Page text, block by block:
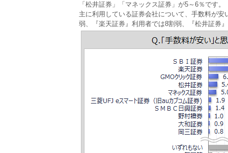
「松井証券」「マネックス証券」が5～6％です
主に利用している証券会社について、手数料が
弱、『楽天証券』利用者では8割弱、『松井証券